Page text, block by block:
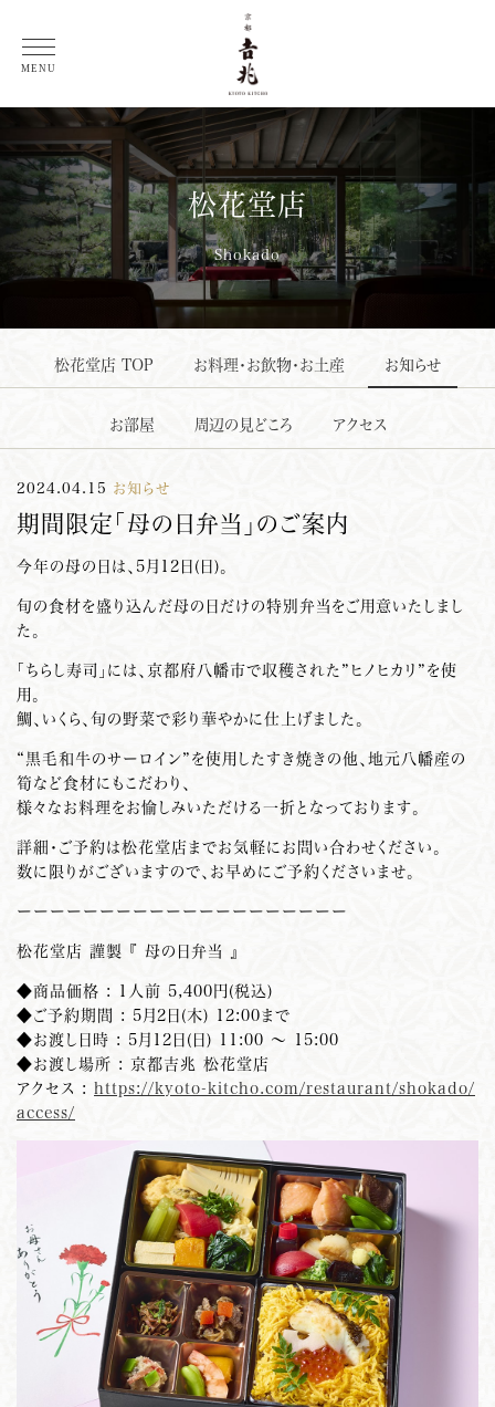
MENU
総料理長 徳岡邦夫 コラム
松花堂店
Shokado
松花堂店 TOP お料理・お飲物・お土産 お知らせ
お部屋 周辺の見どころ アクセス
2024.04.15 お知らせ
期間限定「母の日弁当」のご案内
今年の母の日は、5月12日(日)。
旬の食材を盛り込んだ母の日だけの特別弁当をご用意いたしまし
た。
「ちらし寿司」には、京都府八幡市で収穫された”ヒノヒカリ”を使
用。
鯛、いくら、旬の野菜で彩り華やかに仕上げました。
“黒毛和牛のサーロイン”を使用したすき焼きの他、地元八幡産の
筍など食材にもこだわり、
様々なお料理をお愉しみいただける一折となっております。
詳細・ご予約は松花堂店までお気軽にお問い合わせください。
数に限りがございますので、お早めにご予約くださいませ。
ーーーーーーーーーーーーーーーーーーーー
松花堂店 謹製 『 母の日弁当 』
◆商品価格 : 1人前 5,400円(税込)
◆ご予約期間 : 5月2日(木) 12:00まで
◆お渡し日時 : 5月12日(日) 11:00 ～ 15:00
◆お渡し場所 : 京都吉兆 松花堂店
アクセス : https://kyoto-kitcho.com/restaurant/shokado/
access/